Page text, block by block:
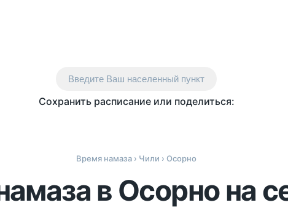
Введите Ваш населенный пункт
Сохранить расписание или поделиться:
Время намаза › Чили › Осорно
в Осорно на